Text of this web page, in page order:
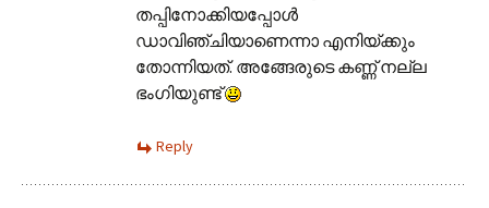
തപ്പിനോക്കിയപ്പോൾ
ഡാവിഞ്ചിയാണെന്നാ എനിയ്ക്കും
തോന്നിയത്. അങ്ങേരുടെ കണ്ണ് നല്ല
ഭംഗിയുണ്ട്
Reply